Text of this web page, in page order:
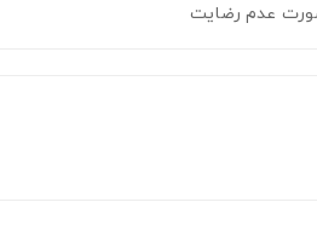
عدم رضایت